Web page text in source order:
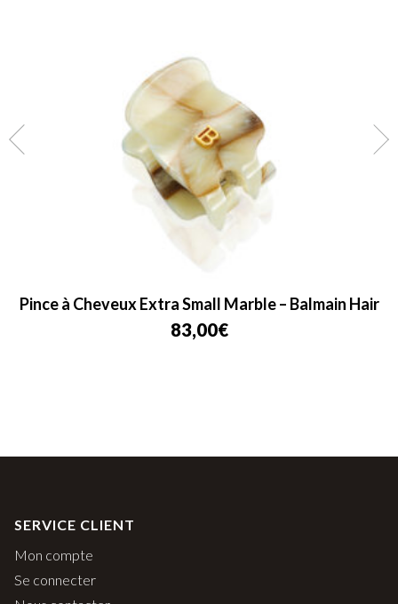
Pince à Cheveux Extra Small Marble – Balmain Hair
83,00€
SERVICE CLIENT
Mon compte
Se connecter